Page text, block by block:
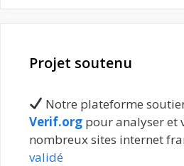
Projet soutenu
Notre plateforme
Verif.org pour analyser et
nombreux sites internet
validé